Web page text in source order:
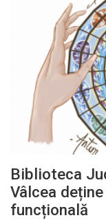
Biblioteca
Vâlcea
funcțională